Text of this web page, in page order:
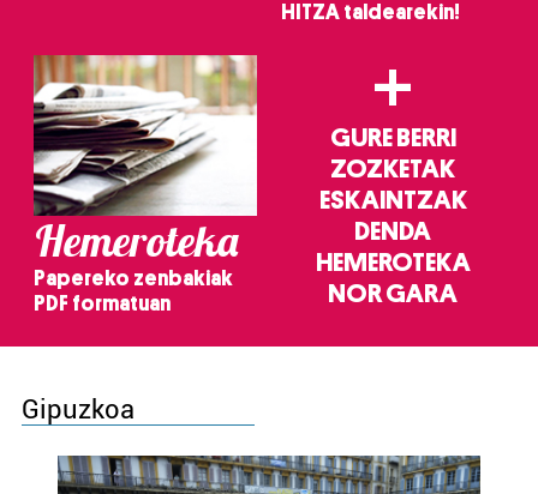
HITZA taldearekin!
Hemeroteka
Papereko zenbakiak
PDF formatuan
+
GURE BERRI
ZOZKETAK
ESKAINTZAK
DENDA
HEMEROTEKA
NOR GARA
Gipuzkoa